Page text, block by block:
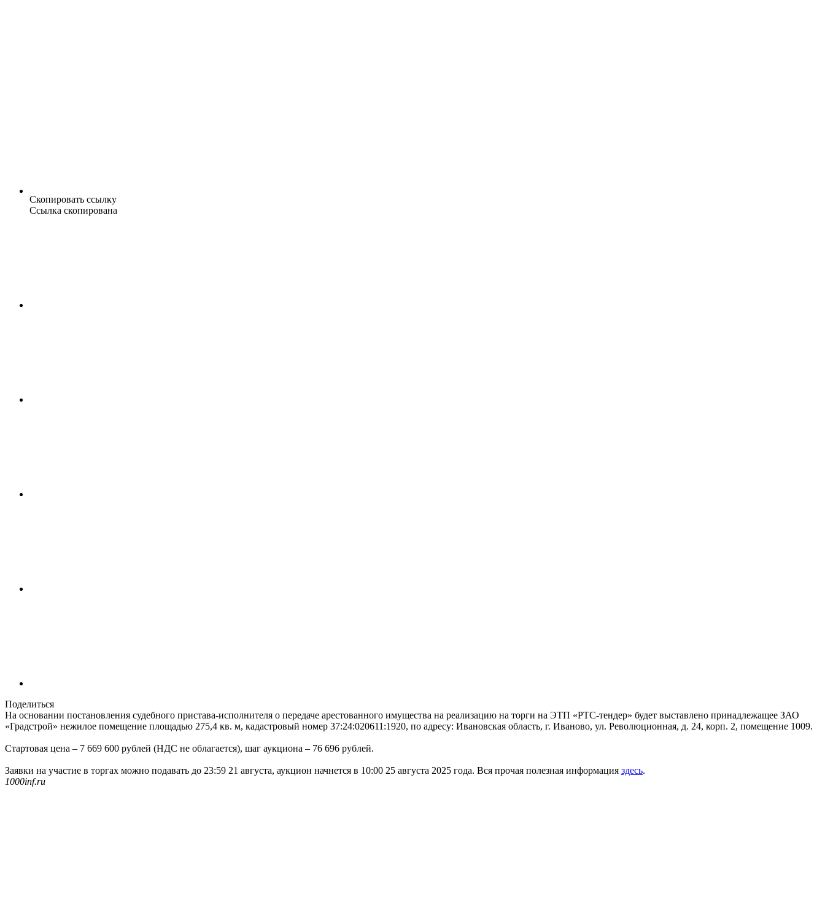
Скопировать ссылку
Ссылка скопирована
Поделиться
На основании постановления судебного пристава-исполнителя о передаче арестованного имущества на реализацию на торги на ЭТП «РТС-тендер» будет выставлено принадлежащее ЗАО
«Градстрой» нежилое помещение площадью 275,4 кв. м, кадастровый номер 37:24:020611:1920, по адресу: Ивановская область, г. Иваново, ул. Революционная, д. 24, корп. 2, помещение 1009.
Стартовая цена – 7 669 600 рублей (НДС не облагается), шаг аукциона – 76 696 рублей.
Заявки на участие в торгах можно подавать до 23:59 21 августа, аукцион начнется в 10:00 25 августа 2025 года. Вся прочая полезная информация здесь.
1000inf.ru